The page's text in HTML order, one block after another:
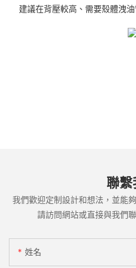
建議在背壓較高、需要殼體洩
聯繫
我們歡迎定制設計和想法，並能
請訪問網站或直接與我們
姓名